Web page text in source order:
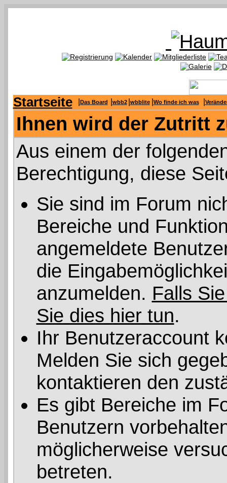
Startseite Das Board wbb2 wbblite Wo finde ich was
Ihnen wird der Zutritt
Aus einem der
Berechtigung, diese
Sie sind im Forum
Bereiche und
angemeldete
die
anzumelden. Falls
Sie dies hier tun.
Ihr Benutzeraccount
Melden Sie sich
kontaktieren den
Es gibt Bereiche im
Benutzern
möglicherweise
betreten.